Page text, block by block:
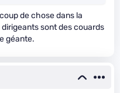
de chose dans la
sont des couards
géante.